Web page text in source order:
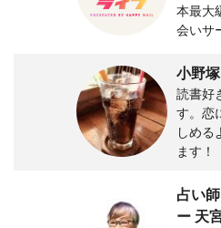
本最大
会いサ
小野
読書好
す。恋
しめる
ます！
占い
ー 天